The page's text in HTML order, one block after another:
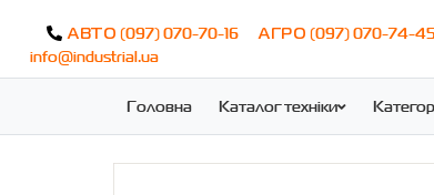
АВТО (097) 070-70-16 АГРО (097) 070-74-45
info@industrial.ua
Головна Каталог техніки
HYPRESS 72x3,5